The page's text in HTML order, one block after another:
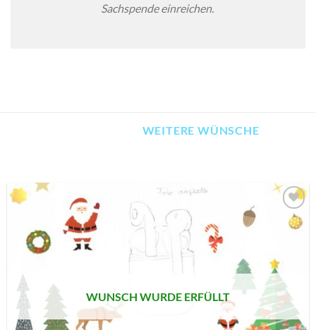
Sachspende einreichen.
WEITERE WÜNSCHE
AUF MEINE
WUNSCH WURDE ERFÜLLT